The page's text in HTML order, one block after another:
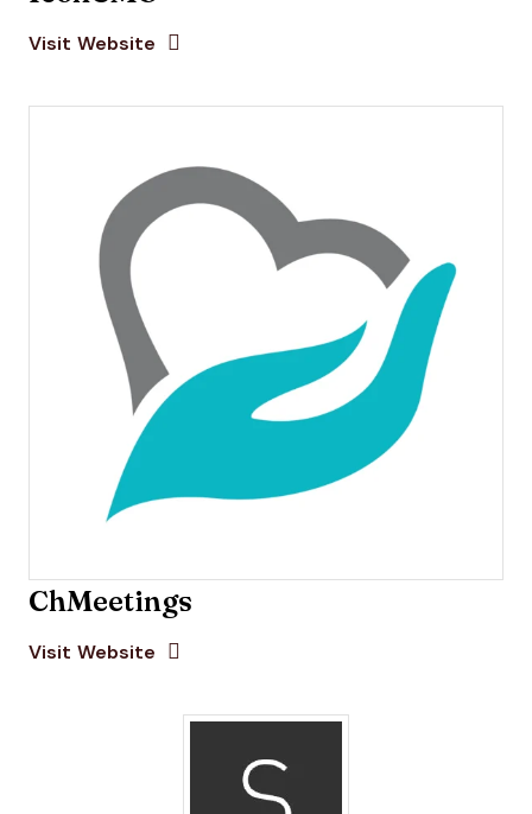
Visit Website Opens New Window
ChMeetings
Visit Website Opens New Window